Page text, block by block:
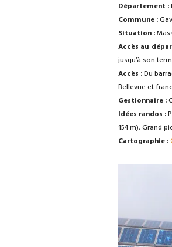
Département :
Commune :
Situation :
Accès au
jusqu’à son
Accès :Du
Bellevue et
Gestionnaire :
Idées randos :
154 m), Grand
Cartographie :